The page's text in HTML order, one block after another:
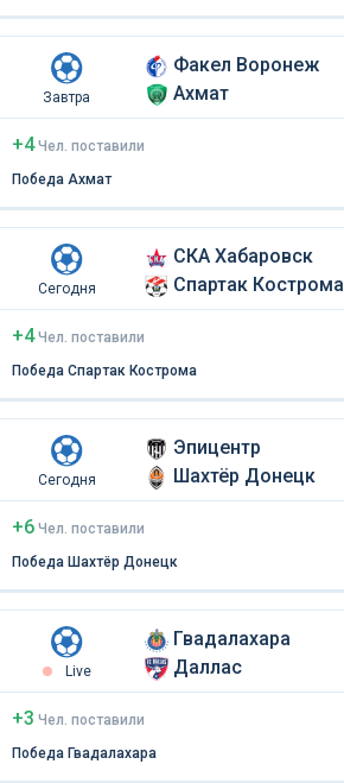
Завтра
Факел Воронеж
Ахмат
+4 Чел. поставили
Победа Ахмат
Сегодня
СКА Хабаровск
Спартак Кострома
+4 Чел. поставили
Победа Спартак Кострома
Сегодня
Эпицентр
Шахтёр Донецк
+6 Чел. поставили
Победа Шахтёр Донецк
Live
Гвадалахара
Даллас
+3 Чел. поставили
Победа Гвадалахара